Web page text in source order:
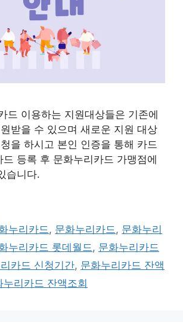
드 이용하는 지원대상들은 기존에
받을 수 있으며 새로운 지원 대상
을 하시고 본인 인증을 통해 카드
등록 후 문화누리카드 가맹점에
습니다.
누리카드, 문화누리카드, 문화누리
누리카드 롯데월드, 문화누리카드
카드 신청기간, 문화누리카드 잔액
누리카드 잔액조회